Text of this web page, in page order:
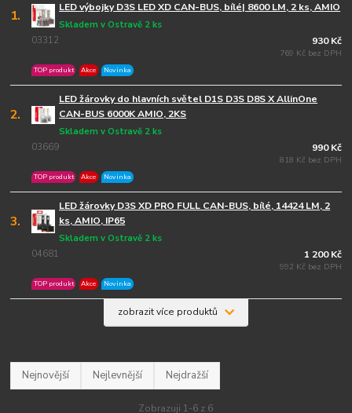
1. LED výbojky D3S LED XD CAN-BUS, bílé| 8600 LM, 2 ks, AMIO
03312
Skladem v Ostravě 2 ks
TOP produkt Akce Novinka
930 Kč
769 Kč bez DPH
2.
LED žárovky do hlavních světel D1S D3S D8S X AllinOne
CAN-BUS 6000K AMIO, 2KS
03669
Skladem v Ostravě 2 ks
TOP produkt Akce Novinka
990 Kč
818 Kč bez DPH
3.
LED žárovky D3S XD PRO FULL CAN-BUS, bílé, 14424 LM, 2
ks, AMIO, IP65
04681
Skladem v Ostravě 2 ks
TOP produkt Akce Novinka
1 200 Kč
992 Kč bez DPH
zobrazit více produktů
Nejnovější Nejlevnější Nejdražší
Zobrazuji 1-6 z 6